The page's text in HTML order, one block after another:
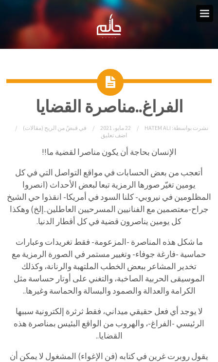
الفراغ..مناصرة القضايا
نشرت بواسطة: HATEM ALI 22 مايو، 2021 في قبضٌ من الريح (مقالات)
اضف تعليق
الإنسان بحاجة أن يكون مناصرا لقضية ما!!
أتعجب من بعض الحسابات في مواقع التواصل التي في كل
يومين تغيّر صورها الرمزية تبعا لبعض الأحداث (انصروا
المظلومين في نيروبي- كلنا السود في أمريكا- انقذوا حي الشيخ
جراح-معتصمين مع الفنانيين المسرحيين العاطلين..إلخ) وهكذا
كل يومين يناصرون قضية في كل أقطار الدنيا.
ما شكل هذه المناصرة -المزعومة- فقط تغريدات وعبارات
حماسية -فارغة جوفاء- وتغيير مستمر في الصورة الرمزية مع
تخدير المشاعر ببعض الخطب الملتهبة والرنانة، وكذلك
الموسيقى الحربية الصاخبة، والتغني على أوتار حساسة مثل
الكرامة والعدالة والصمود والبسالة والحماسة وغيرها..
لا يوجد أي فعل حقيقي ميداني، فقط ثرثرة إلكترونية سببها
الرئيسي -الفراغ-، والهروب من الواقع البئيس بمناصرة هذه
القضايا..
يقول روبرت غرين في كتابه (فن الإغواء) المشغول لا يمكن أن